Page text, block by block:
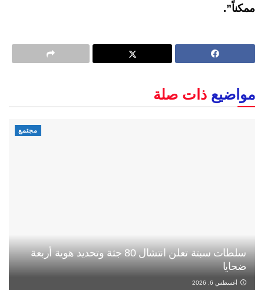
ممكناً”.
مواضيع ذات صلة
مجتمع
سلطات سبتة تعلن انتشال 80 جثة وتحديد هوية أربعة
ضحايا
أغسطس 6, 2026